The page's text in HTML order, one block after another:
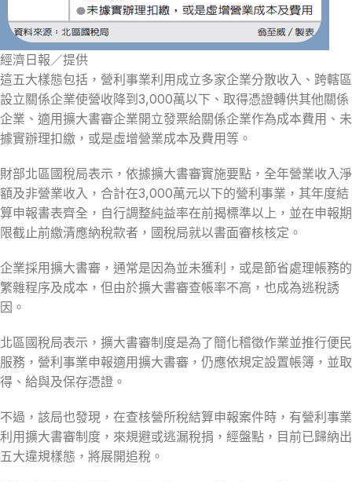
經濟日報／提供
這五大樣態包括，營利事業利用成立多家企業分散收入、跨轄區
設立關係企業使營收降到3,000萬以下、取得憑證轉供其他關係
企業、適用擴大書審企業開立發票給關係企業作為成本費用、未
據實辦理扣繳，或是虛增營業成本及費用等。
財部北區國稅局表示，依據擴大書審實施要點，全年營業收入淨
額及非營業收入，合計在3,000萬元以下的營利事業，其年度結
算申報書表齊全，自行調整純益率在前揭標準以上，並在申報期
限截止前繳清應納稅款者，國稅局就以書面審核核定。
企業採用擴大書審，通常是因為並未獲利，或是節省處理帳務的
繁雜程序及成本，但由於擴大書審查帳率不高，也成為逃稅誘
因。
北區國稅局表示，擴大書審制度是為了簡化稽徵作業並推行便民
服務，營利事業申報適用擴大書審，仍應依規定設置帳簿，並取
得、給與及保存憑證。
不過，該局也發現，在查核營所稅結算申報案件時，有營利事業
利用擴大書審制度，來規避或逃漏稅捐，經盤點，目前已歸納出
五大違規樣態，將展開追稅。